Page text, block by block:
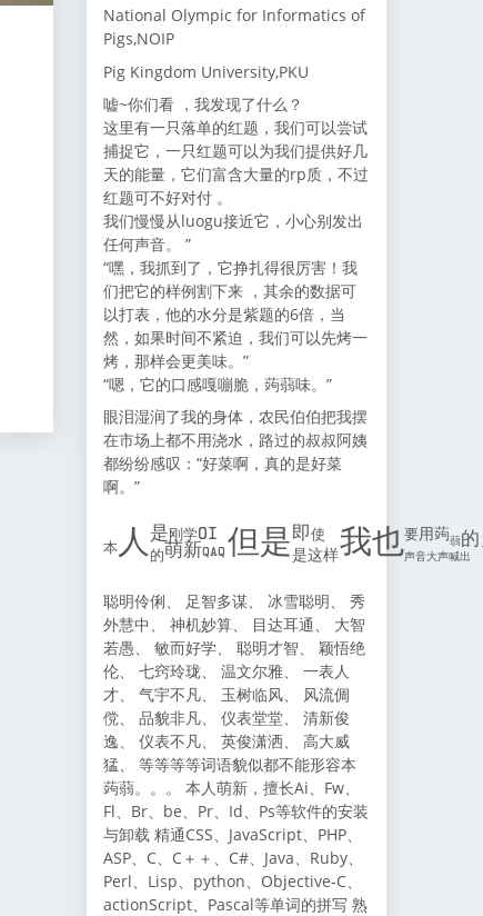
National Olympic for Informatics of
Pigs,NOIP
Pig Kingdom University,PKU
嘘~你们看 ，我发现了什么？
这里有一只落单的红题，我们可以尝试
捕捉它，一只红题可以为我们提供好几
天的能量，它们富含大量的rp质，不过
红题可不好对付 。
我们慢慢从luogu接近它，小心别发出
任何声音。 ”
“嘿，我抓到了，它挣扎得很厉害！我
们把它的样例割下来 ，其余的数据可
以打表，他的水分是紫题的6倍，当
然，如果时间不紧迫，我们可以先烤一
烤，那样会更美味。”
“嗯，它的口感嘎嘣脆，蒟蒻味。”
眼泪湿润了我的身体，农民伯伯把我摆
在市场上都不用浇水，路过的叔叔阿姨
都纷纷感叹：“好菜啊，真的是好菜
啊。”
\small\texttt{本}\huge\texttt{人
本 人 的 萌新QAQ
是 刚学OI 但是是这样
即使 我也声音大声喊出
要用蒟蒻 的
聪明伶俐、 足智多谋、 冰雪聪明、 秀
外慧中、 神机妙算、 目达耳通、 大智
若愚、 敏而好学、 聪明才智、 颖悟绝
伦、 七窍玲珑、 温文尔雅、 一表人
才、 气宇不凡、 玉树临风、 风流倜
傥、 品貌非凡、 仪表堂堂、 清新俊
逸、 仪表不凡、 英俊潇洒、 高大威
猛、 等等等等词语貌似都不能形容本
蒟蒻。。。 本人萌新，擅长Ai、Fw、
Fl、Br、be、Pr、Id、Ps等软件的安装
与卸载 精通CSS、JavaScript、PHP、
ASP、C、C＋＋、C#、Java、Ruby、
Perl、Lisp、python、Objective-C、
actionScript、Pascal等单词的拼写 熟